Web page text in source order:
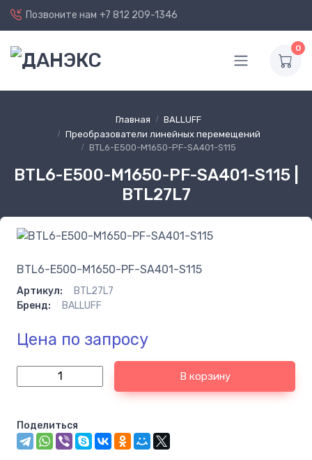
Позвоните нам +7 812 209-1346
0
Главная
BALLUFF
Преобразователи линейных перемещений
BTL6-E500-M1650-PF-SA401-S115
BTL6-E500-M1650-PF-SA401-S115 |
BTL27L7
BTL6-E500-M1650-PF-SA401-S115
Артикул:
BTL27L7
Бренд:
BALLUFF
Цена по запросу
В корзину
Поделиться